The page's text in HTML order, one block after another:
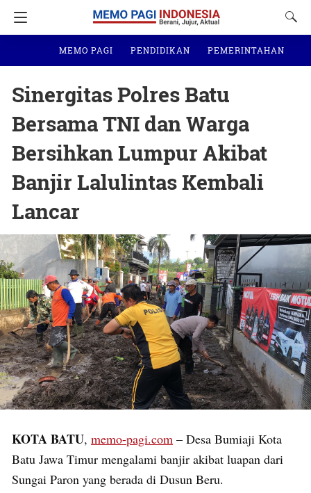
MEMO PAGI PENDIDIKAN PEMERINTAHAN
Sinergitas Polres Batu
Bersama TNI dan Warga
Bersihkan Lumpur Akibat
Banjir Lalulintas Kembali
Lancar
KOTA BATU, memo-pagi.com – Desa Bumiaji Kota
Batu Jawa Timur mengalami banjir akibat luapan dari
Sungai Paron yang berada di Dusun Beru.